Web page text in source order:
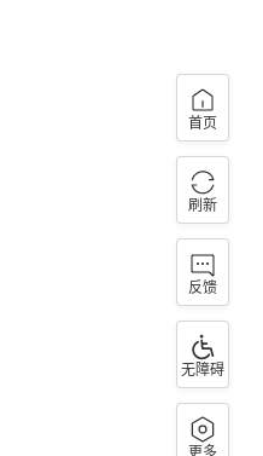
首页
刷新
反馈
无障碍
更多